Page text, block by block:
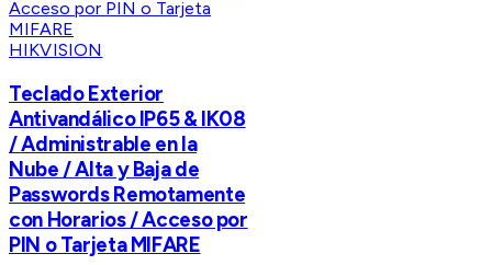
HIKVISION
Teclado Exterior
Antivandálico IP65 & IK08
/ Administrable en la
Nube / Alta y Baja de
Passwords Remotamente
con Horarios / Acceso por
PIN o Tarjeta MIFARE